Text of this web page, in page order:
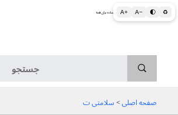
A+ A− 🌓 ♻ اطلاعات پزشکی و بهداشتی به زبان ساده برای همه
صفحه اصلی > سلامتی ت